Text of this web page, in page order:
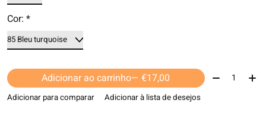
Cor: *
Adicionar ao carrinho — €17,00 Quantidade:
Adicionar para comparar Adicionar à lista de desejos